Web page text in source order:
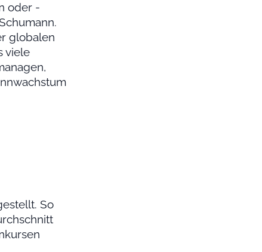
oder -
globalen
viele
So